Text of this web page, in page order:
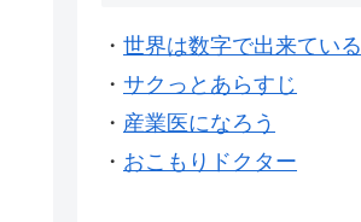
・ 世界は数字で出来ている
・ サクっとあらすじ
・ 産業医になろう
・ おこもりドクター